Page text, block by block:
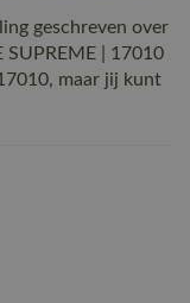
geschreven over
| 17010
maar jij kunt